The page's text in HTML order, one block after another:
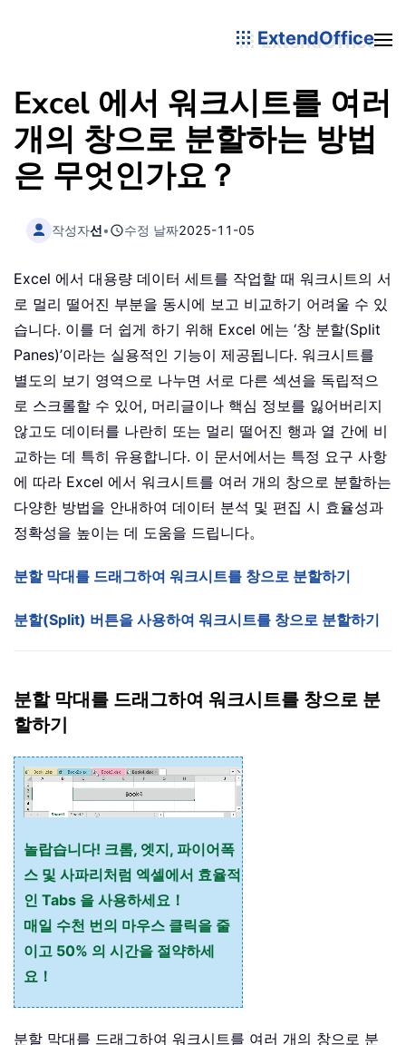
ExtendOffice
Excel 에서 워크시트를 여러
개의 창으로 분할하는 방법
은 무엇인가요？
작성자선• 수정 날짜2025-11-05
Excel 에서 대용량 데이터 세트를 작업할 때 워크시트의 서
로 멀리 떨어진 부분을 동시에 보고 비교하기 어려울 수 있
습니다. 이를 더 쉽게 하기 위해 Excel 에는 ‘창 분할(Split
Panes)’이라는 실용적인 기능이 제공됩니다. 워크시트를
별도의 보기 영역으로 나누면 서로 다른 섹션을 독립적으
로 스크롤할 수 있어, 머리글이나 핵심 정보를 잃어버리지
않고도 데이터를 나란히 또는 멀리 떨어진 행과 열 간에 비
교하는 데 특히 유용합니다. 이 문서에서는 특정 요구 사항
에 따라 Excel 에서 워크시트를 여러 개의 창으로 분할하는
다양한 방법을 안내하여 데이터 분석 및 편집 시 효율성과
정확성을 높이는 데 도움을 드립니다。
분할 막대를 드래그하여 워크시트를 창으로 분할하기
분할(Split) 버튼을 사용하여 워크시트를 창으로 분할하기
분할 막대를 드래그하여 워크시트를 창으로 분
할하기
놀랍습니다! 크롬, 엣지, 파이어폭
스 및 사파리처럼 엑셀에서 효율적
인 Tabs 을 사용하세요！
매일 수천 번의 마우스 클릭을 줄
이고 50% 의 시간을 절약하세
요！
분할 막대를 드래그하여 워크시트를 여러 개의 창으로 분